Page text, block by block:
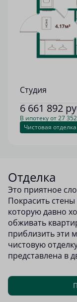
Студия
6 661 892
В ипотеку от 27
Чистовая отделка
Отделка
Это приятное
Покрасить
которую давно
обживать
приблизить эти
чистовую
представлена в